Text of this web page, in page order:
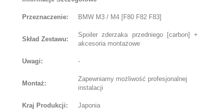
Przeznaczenie: BMW M3 / M4 [F80 F82 F83]
Skład Zestawu:
Spoiler zderzaka przedniego [carbon] +
akcesoria montażowe
Uwagi: -
Montaż:
Zapewniamy możliwość profesjonalnej
instalacji
Kraj Produkcji: Japonia